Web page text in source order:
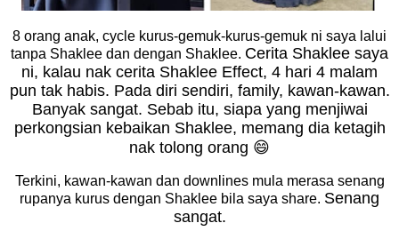
8 orang anak, cycle kurus-gemuk-kurus-gemuk ni saya lalui
tanpa Shaklee dan dengan Shaklee. Cerita Shaklee saya
ni, kalau nak cerita Shaklee Effect, 4 hari 4 malam
pun tak habis. Pada diri sendiri, family, kawan-kawan.
Banyak sangat. Sebab itu, siapa yang menjiwai
perkongsian kebaikan Shaklee, memang dia ketagih
nak tolong orang 😄
Terkini, kawan-kawan dan downlines mula merasa senang
rupanya kurus dengan Shaklee bila saya share. Senang
sangat.